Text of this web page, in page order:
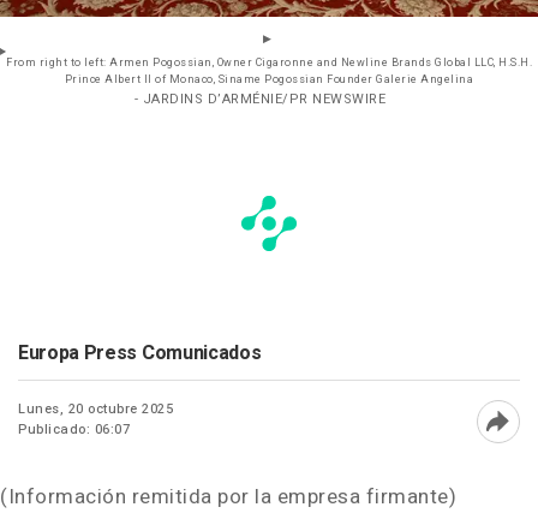
From right to left: Armen Pogossian, Owner Cigaronne and Newline Brands Global LLC, H.S.H.
Prince Albert II of Monaco, Siname Pogossian Founder Galerie Angelina
- JARDINS D’ARMÉNIE/PR NEWSWIRE
Europa Press Comunicados
Lunes, 20 octubre 2025
Publicado: 06:07
(Información remitida por la empresa firmante)